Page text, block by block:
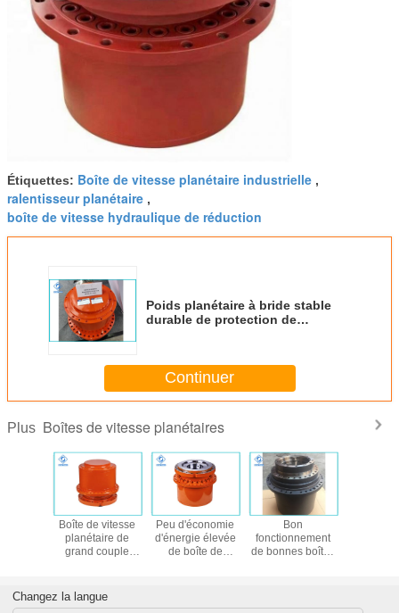
Étiquettes: Boîte de vitesse planétaire industrielle ,
ralentisseur planétaire ,
boîte de vitesse hydraulique de réduction
Poids planétaire à bride stable
durable de protection de
Continuer
Plus Boîtes de vitesse planétaires
Boîte de vitesse
planétaire de
grand couple
planétaire
industrielle de
Peu d'économie
d'énergie élevée
de boîte de
vitesse
Bon
fonctionnement
de bonnes boîtes
l'ingénierie de
Changez la langue